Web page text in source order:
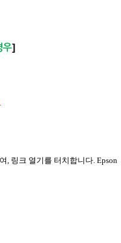
우]
, 링크 열기를 터치합니다. Epson